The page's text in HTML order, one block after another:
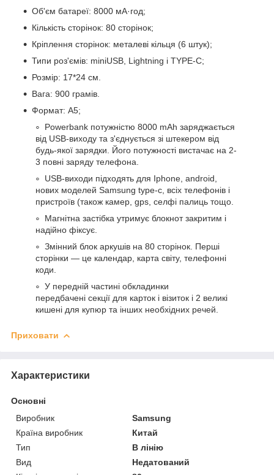
Об'єм батареї: 8000 мА·год;
Кількість сторінок: 80 сторінок;
Кріплення сторінок: металеві кільця (6 штук);
Типи роз'ємів: miniUSB, Lightning і TYPE-C;
Розмір: 17*24 см.
Вага: 900 грамів.
Формат: А5;
Powerbank потужністю 8000 mAh заряджається
від USB-виходу та з'єднується зі штекером від
будь-якої зарядки. Його потужності вистачає на 2-
3 повні заряду телефона.
USB-виходи підходять для Iphone, android,
нових моделей Samsung type-c, всіх телефонів і
пристроїв (також камер, gps, селфі палиць тощо.
Магнітна застібка утримує блокнот закритим і
надійно фіксує.
Змінний блок аркушів на 80 сторінок. Перші
сторінки — це календар, карта світу, телефонні
коди.
У передній частині обкладинки
передбачені секції для карток і візиток і 2 великі
кишені для купюр та інших необхідних речей.
Приховати
Характеристики
Основні
Виробник
Samsung
Країна виробник
Китай
Тип
В лінію
Вид
Недатований